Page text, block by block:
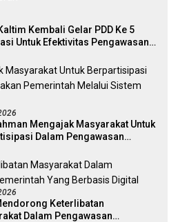
Kembali Gelar PDD Ke 5
Untuk Efektivitas Pengawasan
Mengajak Masyarakat Untuk
Dalam Pengawasan
Digital
Keterlibatan
Dalam Pengawasan